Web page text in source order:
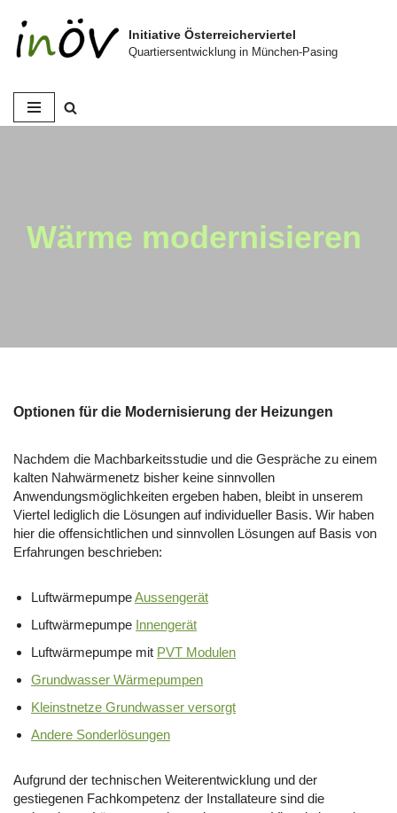
Zum
Initiative Österreicherviertel
Quartiersentwicklung in München-Pasing
Wärme modernisieren
Optionen für die Modernisierung der Heizungen
Nachdem die Machbarkeitsstudie und die Gespräche zu einem
kalten Nahwärmenetz bisher keine sinnvollen
Anwendungsmöglichkeiten ergeben haben, bleibt in unserem
Viertel lediglich die Lösungen auf individueller Basis. Wir haben
hier die offensichtlichen und sinnvollen Lösungen auf Basis von
Erfahrungen beschrieben:
LuftwärmepumpeAussengerät
Luftwärmepumpe Innengerät
Luftwärmepumpe mit PVT Modulen
Grundwasser Wärmepumpen
Kleinstnetze Grundwasser versorgt
Andere Sonderlösungen
Aufgrund der technischen Weiterentwicklung und der
gestiegenen Fachkompetenz der Installateure sind die